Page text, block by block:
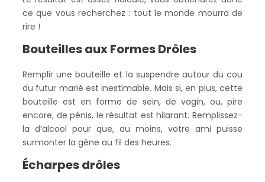
ce que vous recherchez : tout le monde mourra de
rire !
Bouteilles aux Formes Drôles
Remplir une bouteille et la suspendre autour du cou
du futur marié est inestimable. Mais si, en plus, cette
bouteille est en forme de sein, de vagin, ou, pire
encore, de pénis, le résultat est hilarant. Remplissez-
la d’alcool pour que, au moins, votre ami puisse
surmonter la gêne au fil des heures.
Écharpes drôles